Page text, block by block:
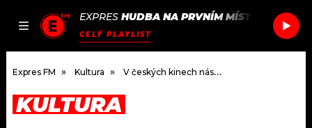
JAK
SEZNAM.CZ
EXPRES HUDBA NA PRVNÍM MÍSTĚ VEC
CELÝ PLAYLIST
DOMŮ
Expres FM Kultura V českých kinech nás čeká road movie úspěšného Jana Prušinovského a hororová gastronomická satira
KULTURA